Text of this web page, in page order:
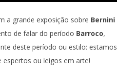
a grande exposição sobre Bernini
de falar do período Barroco,
deste período ou estilo: estamos
espertos ou leigos em arte!